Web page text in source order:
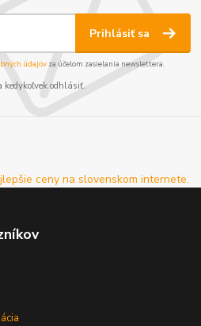
Prihlásiť sa
údajov za účelom zasielania newslettera.
kedykoľvek odhlásiť.